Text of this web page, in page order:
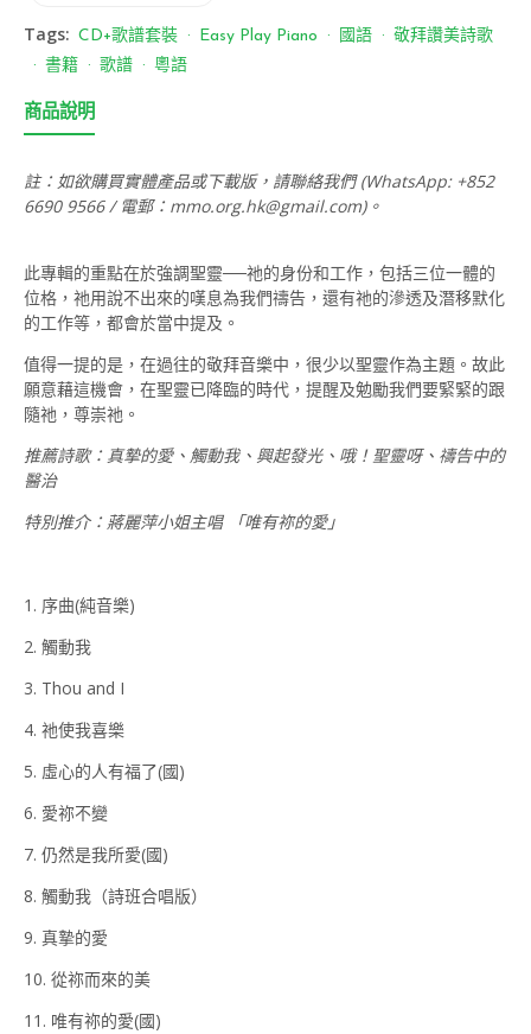
Tags: CD+歌譜套裝 Easy Play Piano 國語
敬拜讚美詩歌
書籍
歌譜 粵語
商品說明
註：如欲購買實體產品或下載版，請聯絡我們 (WhatsApp: +852
6690 9566 / 電郵： mmo.org.hk@gmail.com)。
此專輯的重點在於強調聖靈──祂的身份和工作，包括三位一體的
位格，祂用說不出來的嘆息為我們禱告，還有祂的滲透及潛移默化
的工作等，都會於當中提及。
值得一提的是，在過往的敬拜音樂中，很少以聖靈作為主題。故此
願意藉這機會，在聖靈已降臨的時代，提醒及勉勵我們要緊緊的跟
隨祂，尊崇祂。
推薦詩歌：真摯的愛、觸動我、興起發光、哦！聖靈呀、禱告中的
醫治
特別推介：蔣麗萍小姐主唱 「唯有祢的愛」
1. 序曲(純音樂)
2. 觸動我
3. Thou and I
4. 祂使我喜樂
5. 虛心的人有福了(國)
6. 愛祢不變
7. 仍然是我所愛(國)
8. 觸動我（詩班合唱版）
9. 真摯的愛
10. 從祢而來的美
11. 唯有祢的愛(國)